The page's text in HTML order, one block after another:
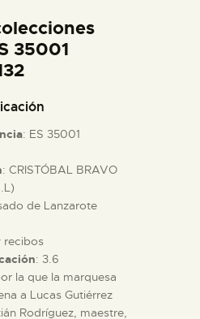
VISITA
35001
: ES 35001
: CRISTÓBAL BRAVO
de Lanzarote
recibos
: 3.6
la que la marquesa
a Lucas Gutiérrez
Rodríguez, maestre,